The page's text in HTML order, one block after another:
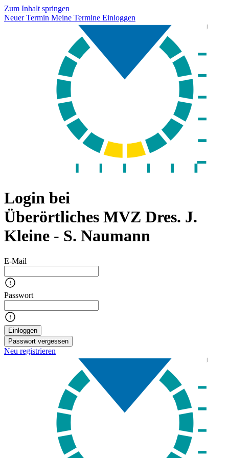
Zum Inhalt springen
Neuer Termin Meine Termine Einloggen
Login bei
Überörtliches MVZ Dres. J.
Kleine - S. Naumann
E-Mail
Passwort
Einloggen
Passwort vergessen
Neu registrieren